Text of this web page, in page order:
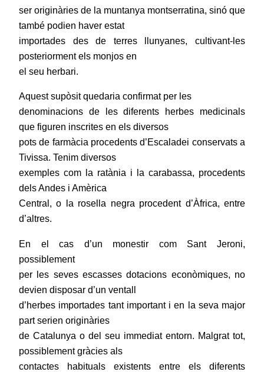
ser originàries de la muntanya montserratina, sinó que
també podien haver estat
importades des de terres llunyanes, cultivant-les
posteriorment els monjos en
el seu herbari.
Aquest supòsit quedaria confirmat per les
denominacions de les diferents herbes medicinals
que figuren inscrites en els diversos
pots de farmàcia procedents d’Escaladei conservats a
Tivissa. Tenim diversos
exemples com la ratània i la carabassa, procedents
dels Andes i Amèrica
Central, o la rosella negra procedent d’Àfrica, entre
d’altres.
En el cas d’un monestir com Sant Jeroni,
possiblement
per les seves escasses dotacions econòmiques, no
devien disposar d’un ventall
d’herbes importades tant important i en la seva major
part serien originàries
de Catalunya o del seu immediat entorn. Malgrat tot,
possiblement gràcies als
contactes habituals existents entre els diferents